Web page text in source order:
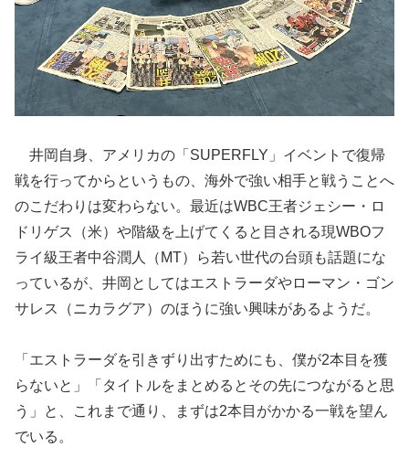
井岡自身、アメリカの「SUPERFLY」イベントで復帰
戦を行ってからというもの、海外で強い相手と戦うことへ
のこだわりは変わらない。最近はWBC王者ジェシー・ロ
ドリゲス（米）や階級を上げてくると目される現WBOフ
ライ級王者中谷潤人（MT）ら若い世代の台頭も話題にな
っているが、井岡としてはエストラーダやローマン・ゴン
サレス（ニカラグア）のほうに強い興味があるようだ。
「エストラーダを引きずり出すためにも、僕が2本目を獲
らないと」「タイトルをまとめるとその先につながると思
う」と、これまで通り、まずは2本目がかかる一戦を望ん
でいる。